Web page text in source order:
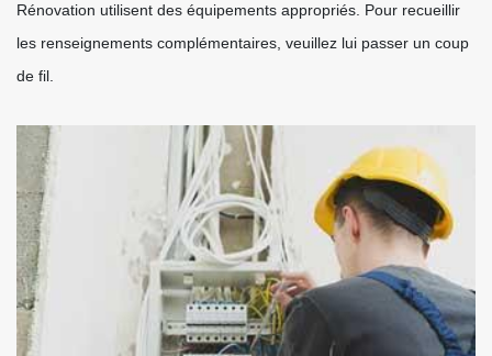
Rénovation utilisent des équipements appropriés. Pour recueillir
les renseignements complémentaires, veuillez lui passer un coup
de fil.